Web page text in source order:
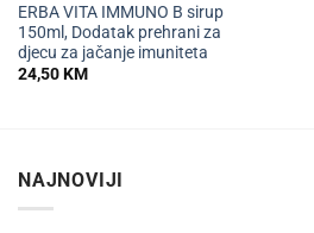
ERBA VITA IMMUNO B sirup
150ml, Dodatak prehrani za
djecu za jačanje imuniteta
24,50KM
NAJNOVIJI